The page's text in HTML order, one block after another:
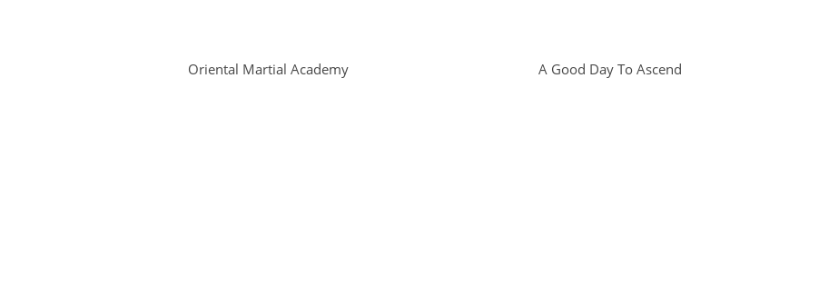
Oriental Martial Academy A Good Day To Ascend